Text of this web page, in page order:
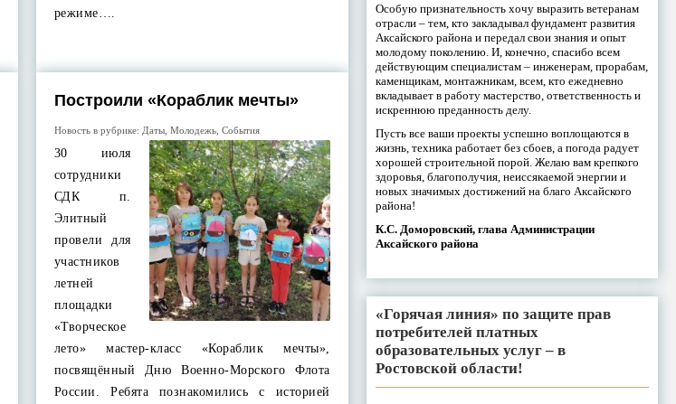
режиме….
Построили «Кораблик мечты»
Новость в рубрике: Даты, Молодежь, События
30 июля
сотрудники
СДК п.
Элитный
провели для
участников
летней
площадки
«Творческое
лето» мастер-класс «Кораблик мечты»,
посвящённый Дню Военно-Морского Флота
России. Ребята познакомились с историей
Особую признательность хочу выразить ветеранам
отрасли – тем, кто закладывал фундамент развития
Аксайского района и передал свои знания и опыт
молодому поколению. И, конечно, спасибо всем
действующим специалистам – инженерам, прорабам,
каменщикам, монтажникам, всем, кто ежедневно
вкладывает в работу мастерство, ответственность и
искреннюю преданность делу.
Пусть все ваши проекты успешно воплощаются в
жизнь, техника работает без сбоев, а погода радует
хорошей строительной порой. Желаю вам крепкого
здоровья, благополучия, неиссякаемой энергии и
новых значимых достижений на благо Аксайского
района!
К.С. Доморовский, глава Администрации
Аксайского района
«Горячая линия» по защите прав
потребителей платных
образовательных услуг – в
Ростовской области!